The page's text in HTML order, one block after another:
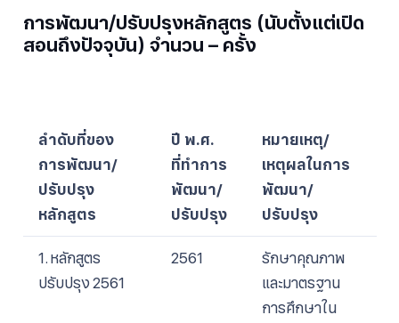
การพัฒนา/ปรับปรุงหลักสูตร (นับตั้งแต่เปิด
สอนถึงปัจจุบัน) จำนวน – ครั้ง
ลำดับที่ของ
การพัฒนา/
ปรับปรุง
หลักสูตร
ปี พ.ศ.
ที่ทำการ
พัฒนา/
ปรับปรุง
หมายเหตุ/
เหตุผลในการ
พัฒนา/
ปรับปรุง
1. หลักสูตร
ปรับปรุง 2561
2561
รักษาคุณภาพ
และมาตรฐาน
การศึกษาใน